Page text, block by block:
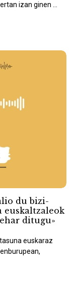
izan ginen ...
du bizi-
euskaltzaleok
ditugu»
euskaraz